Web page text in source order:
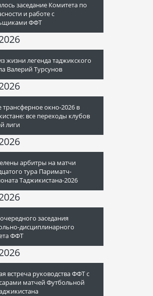
заседание Комитета по
и работе с
ФФТ
жизни легенда таджикского
Валерий Турсунов
трансферное окно-2026 в
все переходы клубов
лиги
арбитры на матчи
тура Париматч-
Таджикистана-2026
заседания
дисциплинарного
ФФТ
встреча руководства ФФТ с
матчей Футбольной